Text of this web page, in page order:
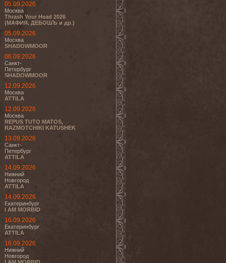
05.09.2026
Москва
Thrash Your Head 2026
(МАФИЯ, ДЕБОШЪ и др.)
05.09.2026
Москва
SHADOWMOOR
06.09.2026
Санкт-
Петербург
SHADOWMOOR
12.09.2026
Москва
ATTILA
12.09.2026
Москва
REPUS TUTO MATOS,
RAZMOTCHIKI KATUSHEK
13.09.2026
Санкт-
Петербург
ATTILA
14.09.2026
Нижний
Новгород
ATTILA
14.09.2026
Екатеринбург
I AM MORBID
16.09.2026
Екатеринбург
ATTILA
16.09.2026
Нижний
Новгород